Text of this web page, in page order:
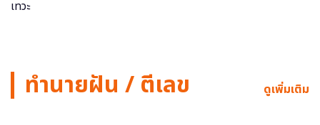
ทำนายฝัน / ตีเลข ดูเพิ่มเติม